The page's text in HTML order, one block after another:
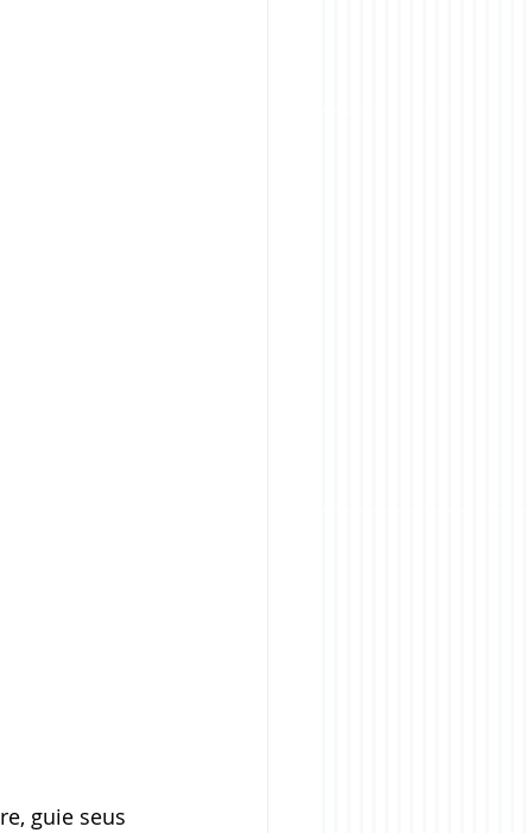
guie seus